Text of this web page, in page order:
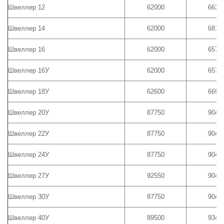
Швеллер 12 62000
Швеллер 14 62000
Швеллер 16 62000
Швеллер 16У 62000
Швеллер 18У 62600
Швеллер 20У 87750
Швеллер 22У 87750
Швеллер 24У 87750
Швеллер 27У 92550
Швеллер 30У 87750
Швеллер 40У 89500